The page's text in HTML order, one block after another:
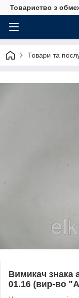
Товариство з
Товари та
Вимикач знака
01.16 (вир-во